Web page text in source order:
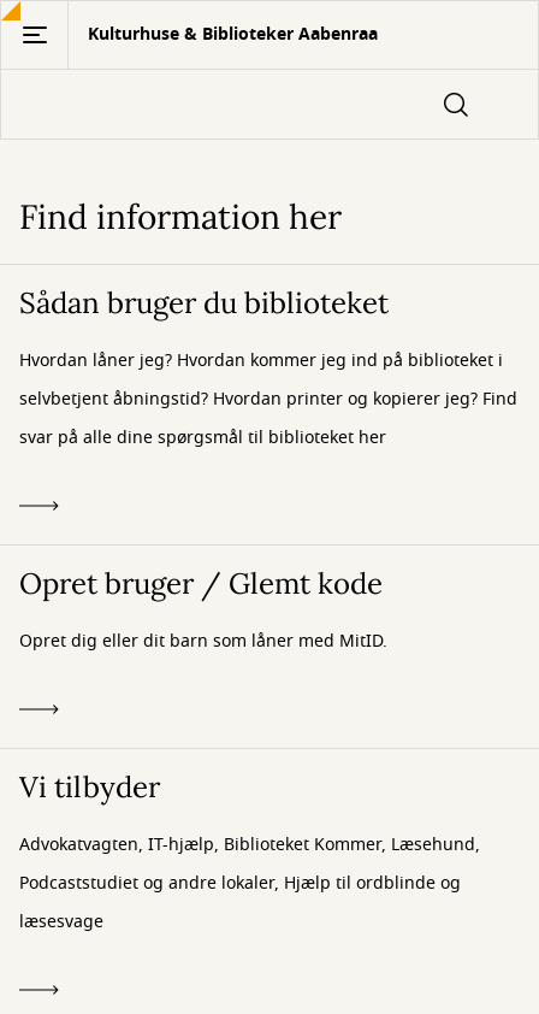
Gå
hovedindhold
Kulturhuse & Biblioteker Aabenraa
Info
Find information her
Sådan bruger du biblioteket
Hvordan låner jeg? Hvordan kommer jeg ind på biblioteket i
selvbetjent åbningstid? Hvordan printer og kopierer jeg? Find
svar på alle dine spørgsmål til biblioteket her
Opret bruger / Glemt kode
Opret dig eller dit barn som låner med MitID.
Vi tilbyder
Advokatvagten, IT-hjælp, Biblioteket Kommer, Læsehund,
Podcaststudiet og andre lokaler, Hjælp til ordblinde og
læsesvage